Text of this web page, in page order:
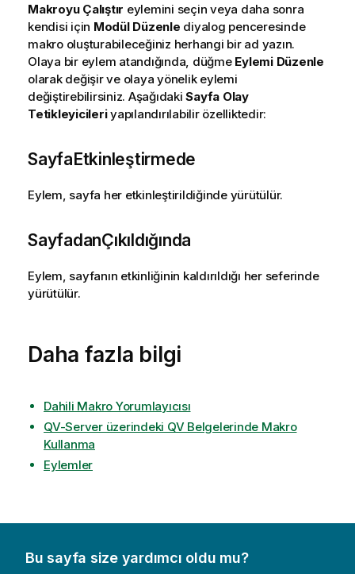
Makroyu Çalıştır eylemini seçin veya daha sonra
kendisi için Modül Düzenle diyalog penceresinde
makro oluşturabileceğiniz herhangi bir ad yazın.
Olaya bir eylem atandığında, düğme Eylemi Düzenle
olarak değişir ve olaya yönelik eylemi
değiştirebilirsiniz. AşağıdakiSayfa Olay
Tetikleyicileriyapılandırılabilir özelliktedir:
SayfaEtkinleştirmede
Eylem, sayfa her etkinleştirildiğinde yürütülür.
SayfadanÇıkıldığında
Eylem, sayfanın etkinliğinin kaldırıldığı her seferinde
yürütülür.
Daha fazla bilgi
Dahili Makro Yorumlayıcısı
QV-Server üzerindeki QV Belgelerinde Makro
Kullanma
Eylemler
Bu sayfa size yardımcı oldu mu?